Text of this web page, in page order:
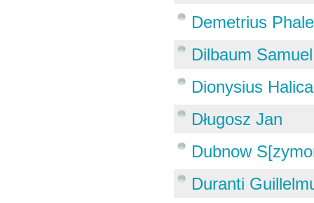
Demetrius
Dilbaum Samuel
Dionysius
Długosz Jan
Dubnow
Duranti